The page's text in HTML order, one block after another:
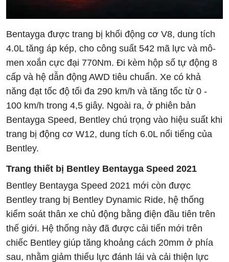
Bentayga được trang bị khối động cơ V8, dung tích
4.0L tăng áp kép, cho công suất 542 mã lực và mô-
men xoắn cực đại 770Nm. Đi kèm hộp số tự động 8
cấp và hệ dẫn động AWD tiêu chuẩn. Xe có khả
năng đạt tốc độ tối đa 290 km/h và tăng tốc từ 0 -
100 km/h trong 4,5 giây. Ngoài ra, ở phiên bản
Bentayga Speed, Bentley chú trọng vào hiệu suất khi
trang bị động cơ W12, dung tích 6.0L nổi tiếng của
Bentley.
Trang thiết bị Bentley Bentayga Speed 2021
Bentley Bentayga Speed 2021 mới còn được
Bentley trang bị Bentley Dynamic Ride, hệ thống
kiểm soát thân xe chủ động bằng điện đầu tiên trên
thế giới. Hệ thống này đã được cải tiến mới trên
chiếc Bentley giúp tăng khoảng cách 20mm ở phía
sau, nhằm giảm thiểu lực đánh lái và cải thiện lực